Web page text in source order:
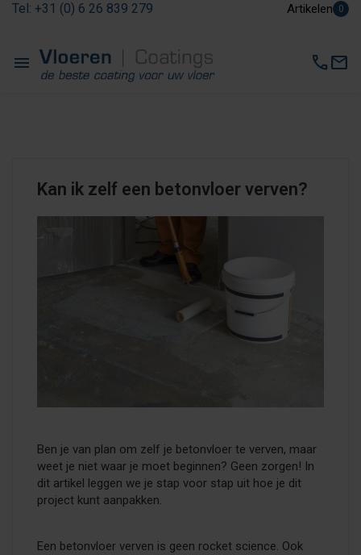
Tel: +31 (0) 6 26 839 279 Artikelen 0
menu callmail
Kan ik zelf een betonvloer verven?
Ben je van plan om zelf je betonvloer te verven, maar
weet je niet waar je moet beginnen? Geen zorgen! In
dit artikel leggen we je stap voor stap uit hoe je dit
project kunt aanpakken.
Een betonvloer verven is geen rocket science. Ook